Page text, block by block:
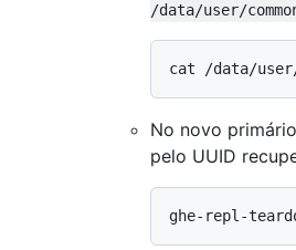
/data/user/
No novo
pelo UUID